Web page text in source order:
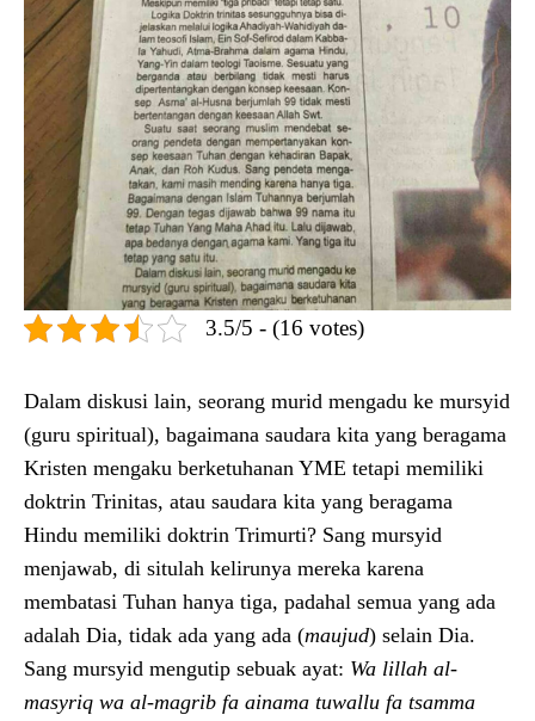
3.5/5 - (16 votes)
Dalam diskusi lain, seorang murid mengadu ke mursyid
(guru spiritual), bagaimana saudara kita yang beragama
Kristen mengaku berketuhanan YME tetapi memiliki
doktrin Trinitas, atau sau­dara kita yang beragama
Hindu memiliki doktrin Trimurti? Sang mursyid
menjawab, di situlah ke­lirunya mereka karena
membatasi Tuhan hanya tiga, padahal semua yang ada
adalah Dia, tidak ada yang ada (maujud) selain Dia.
Sang mursy­id mengutip sebuak ayat: Wa lillah al-
masyriq wa al-magrib fa ainama tuwallu fa tsamma